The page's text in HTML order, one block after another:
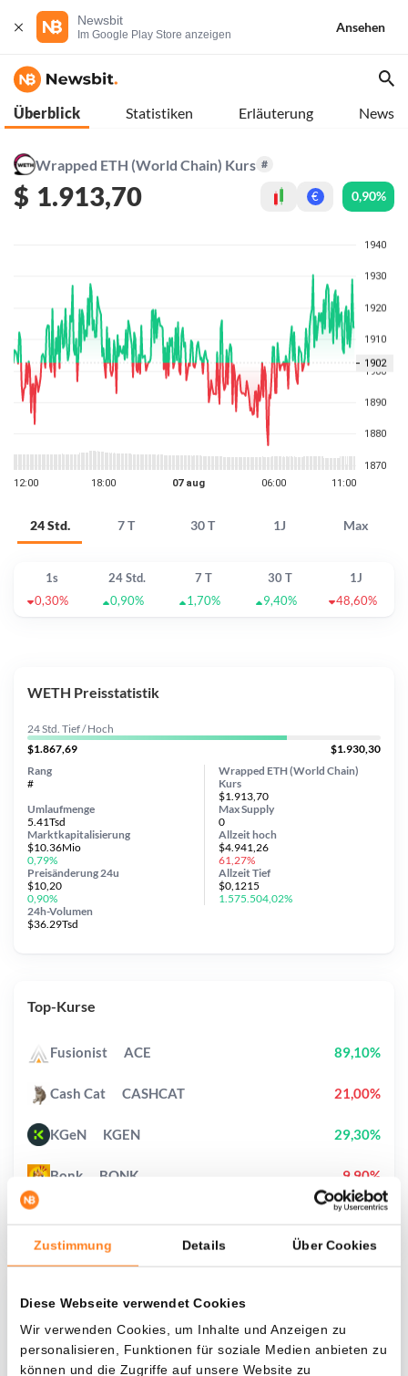
Zustimmung Details Über Cookies
Diese Webseite verwendet Cookies
Wir verwenden Cookies, um Inhalte und Anzeigen zu
personalisieren, Funktionen für soziale Medien anbieten zu
können und die Zugriffe auf unsere Website zu
Newsbit
Im Google Play Store anzeigen
Ansehen
Überblick Statistiken Erläuterung News
Wrapped ETH (World Chain) Kurs #
$ 1.913,70 € 0,90%
24 Std. 7 T 30 T 1J Max
1s 24 Std. 7 T 30 T
1J
0,30%
0,90% 1,70% 9,40% 48,60%
Zie hoeveel waarde je vandaag zou hebben als
WETH Preisstatistik
24 Std. Tief / Hoch
$1.867,69
$1.930,30
Wrapped ETH (World Chain)
Kurs
$1.913,70
Umlaufmenge
5.41Tsd
Preisänderung 24u
$10,20
0,90%
Max Supply
0
Marktkapitalisierung
$10.36Mio
0,79%
24h-Volumen
$36.29Tsd
Rang
#
Allzeithoch
$4.941,26
61,27%
AllzeitTief
$0,1215
1.575.504,02%
Top-Kurse
Fusionist ACE 89,10%
Cash Cat CASHCAT 21,00%
KGeN KGEN 29,30%
Bonk BONK 9,90%
11,00%